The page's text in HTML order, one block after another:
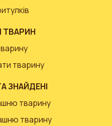
ТВАРИН
тварину
ЗНАЙДЕНІ
тварину
тварину